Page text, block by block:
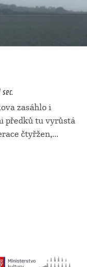
zasáhlo i
předků tu vyrůstá
čtyřžen,...